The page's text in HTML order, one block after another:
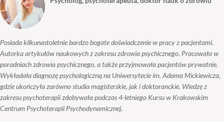
Posiada kilkunastoletnie bardzo bogate doświadczenie w pracy z pacjentami.
Autorka artykułów naukowych z zakresu zdrowia psychicznego. Pracowała w
poradniach zdrowia psychicznego, a także przyjmowała pacjentów prywatnie.
Wykładała diagnozę psychologiczną na Uniwersytecie im. Adama Mickiewicza,
gdzie ukończyła zarówno studia magisterskie, jak i doktoranckie. Wiedzę z
zakresu psychoterapii zdobywała podczas 4-letniego Kursu w Krakowskim
Centrum Psychoterapii Psychodynamicznej.